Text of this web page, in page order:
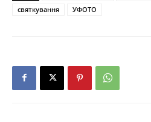
святкування
УФОТО